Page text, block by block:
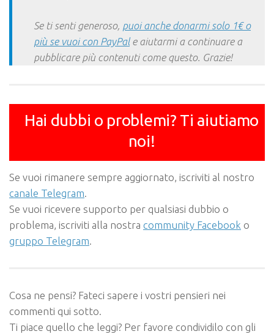
Se ti senti generoso, puoi anche donarmi solo 1€ o
più se vuoi con PayPale aiutarmi a continuare a
pubblicare più contenuti come questo. Grazie!
Hai dubbi o problemi? Ti aiutiamo
noi!
Se vuoi rimanere sempre aggiornato, iscriviti al nostro
canale Telegram
Se vuoi ricevere supporto per qualsiasi dubbio o
problema, iscriviti alla nostra community Facebook o
gruppo Telegram
Cosa ne pensi? Fateci sapere i vostri pensieri nei
commenti qui sotto.
Ti piace quello che leggi? Per favore condividilo con gli